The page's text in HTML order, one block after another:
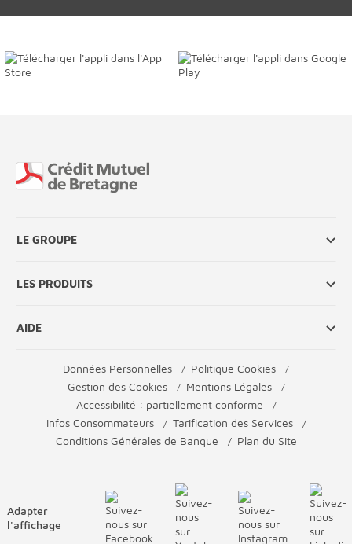
LE GROUPE
LES PRODUITS
AIDE
Données Personnelles
Politique Cookies
Gestion des Cookies
Mentions Légales
Accessibilité : partiellement conforme
Infos Consommateurs
Tarification des Services
Conditions Générales de Banque
Plan du Site
Adapter
l'affichage
Fin de page